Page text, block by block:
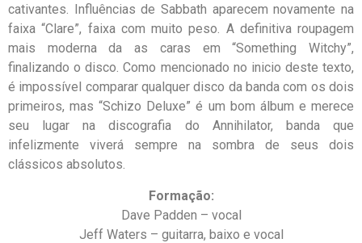
cativantes. Influências de Sabbath aparecem novamente na
faixa “Clare”, faixa com muito peso. A definitiva roupagem
mais moderna da as caras em “Something Witchy”,
finalizando o disco. Como mencionado no inicio deste texto,
é impossível comparar qualquer disco da banda com os dois
primeiros, mas “Schizo Deluxe” é um bom álbum e merece
seu lugar na discografia do Annihilator, banda que
infelizmente viverá sempre na sombra de seus dois
clássicos absolutos.
Formação:
Dave Padden – vocal
Jeff Waters – guitarra, baixo e vocal